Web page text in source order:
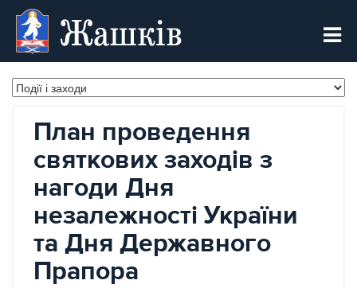
Жашків
План проведення
святкових заходів з
нагоди Дня
незалежності України
та Дня Державного
Прапора